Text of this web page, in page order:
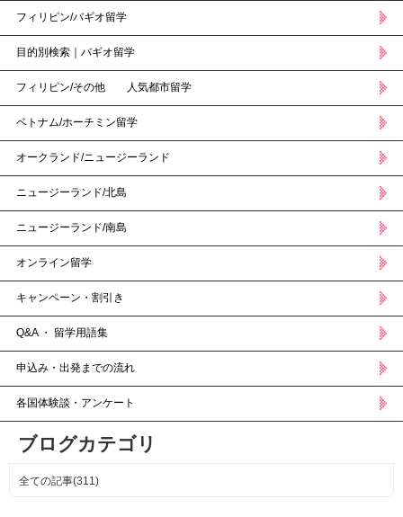
フィリピン/バギオ留学
目的別検索｜バギオ留学
フィリピン/その他 人気都市留学
ベトナム/ホーチミン留学
オークランド/ニュージーランド
ニュージーランド/北島
ニュージーランド/南島
オンライン留学
キャンペーン・割引き
Q&A ・ 留学用語集
申込み・出発までの流れ
各国体験談・アンケート
ブログカテゴリ
全ての記事(311)